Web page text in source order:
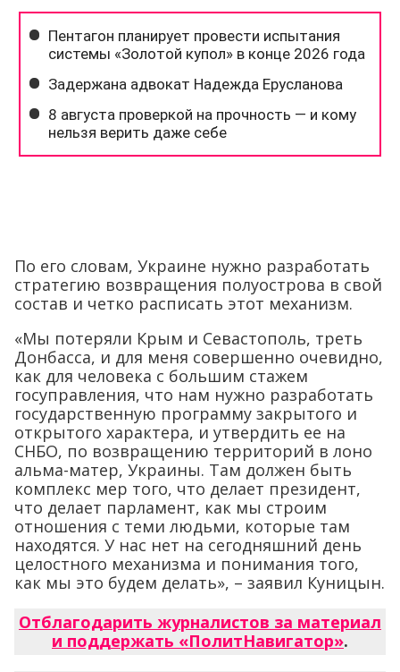
По его словам, Украине нужно разработать
стратегию возвращения полуострова в свой
состав и четко расписать этот механизм.
«Мы потеряли Крым и Севастополь, треть
Донбасса, и для меня совершенно очевидно,
как для человека с большим стажем
госуправления, что нам нужно разработать
государственную программу закрытого и
открытого характера, и утвердить ее на
СНБО, по возвращению территорий в лоно
альма-матер, Украины. Там должен быть
комплекс мер того, что делает президент,
что делает парламент, как мы строим
отношения с теми людьми, которые там
находятся. У нас нет на сегодняшний день
целостного механизма и понимания того,
как мы это будем делать», – заявил Куницын.
Отблагодарить журналистов за материал
и поддержать «ПолитНавигатор».